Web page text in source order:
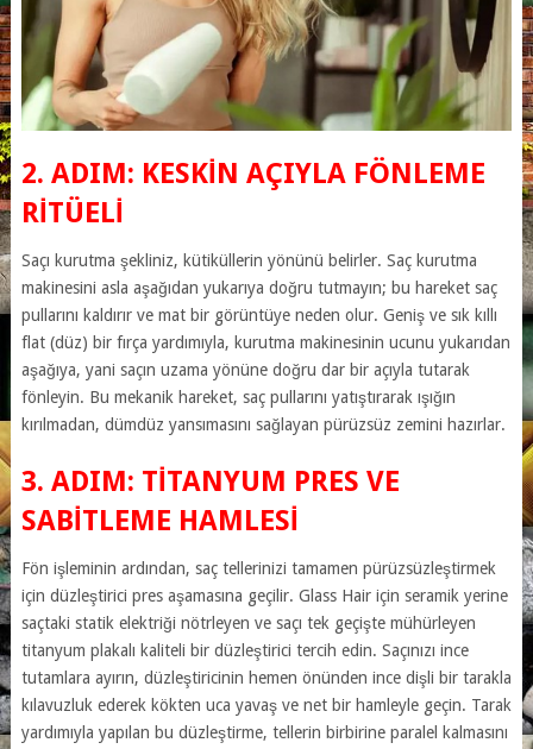
2. ADIM: KESKIN AÇIYLA FÖNLEME
RITÜELI
Saçı kurutma şekliniz, kütiküllerin yönünü belirler. Saç kurutma
makinesini asla aşağıdan yukarıya doğru tutmayın; bu hareket saç
pullarını kaldırır ve mat bir görüntüye neden olur. Geniş ve sık kıllı
flat (düz) bir fırça yardımıyla, kurutma makinesinin ucunu yukarıdan
aşağıya, yani saçın uzama yönüne doğru dar bir açıyla tutarak
fönleyin. Bu mekanik hareket, saç pullarını yatıştırarak ışığın
kırılmadan, dümdüz yansımasını sağlayan pürüzsüz zemini hazırlar.
3. ADIM: TITANYUM PRES VE
SABITLEME HAMLESI
Fön işleminin ardından, saç tellerinizi tamamen pürüzsüzleştirmek
için düzleştirici pres aşamasına geçilir. Glass Hair için seramik yerine
saçtaki statik elektriği nötrleyen ve saçı tek geçişte mühürleyen
titanyum plakalı kaliteli bir düzleştirici tercih edin. Saçınızı ince
tutamlara ayırın, düzleştiricinin hemen önünden ince dişli bir tarakla
kılavuzluk ederek kökten uca yavaş ve net bir hamleyle geçin. Tarak
yardımıyla yapılan bu düzleştirme, tellerin birbirine paralel kalmasını